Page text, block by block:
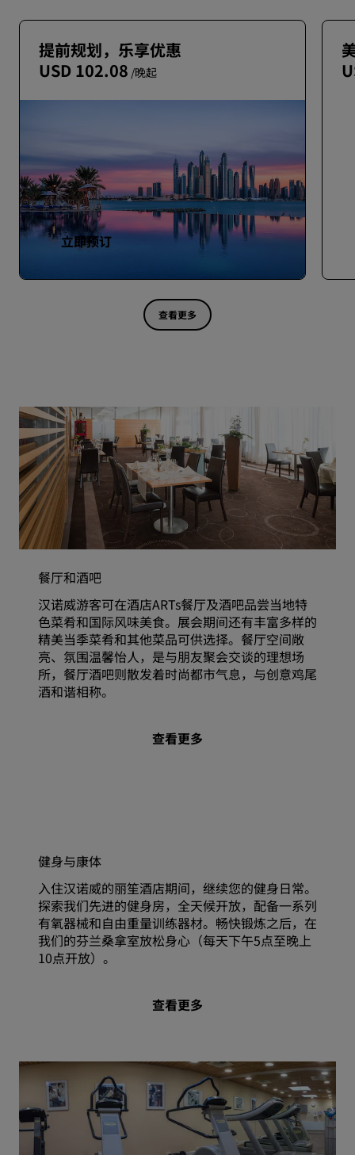
提前规划，乐享优惠
USD 102.08 /晚起
立即预订
查看更多
餐厅和酒吧
汉诺威游客可在酒店ARTs餐厅及酒吧品尝当地特
色菜肴和国际风味美食。展会期间还有丰富多样的
精美当季菜肴和其他菜品可供选择。餐厅空间敞
亮、氛围温馨怡人，是与朋友聚会交谈的理想场
所，餐厅酒吧则散发着时尚都市气息，与创意鸡尾
酒和谐相称。
查看更多
健身与康体
入住汉诺威的丽笙酒店期间，继续您的健身日常。
探索我们先进的健身房，全天候开放，配备一系列
有氧器械和自由重量训练器材。畅快锻炼之后，在
我们的芬兰桑拿室放松身心（每天下午5点至晚上
10点开放）。
查看更多